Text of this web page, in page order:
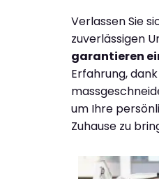
Verlassen Sie
zuverlässigen
garantieren
Erfahrung,
um Ihre
Zuhause zu